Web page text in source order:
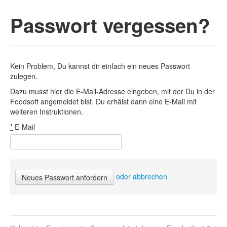
Passwort vergessen?
Kein Problem, Du kannst dir einfach ein neues Passwort
zulegen.
Dazu musst hier die E-Mail-Adresse eingeben, mit der Du in der
Foodsoft angemeldet bist. Du erhälst dann eine E-Mail mit
weiteren Instruktionen.
* E-Mail
oder abbrechen